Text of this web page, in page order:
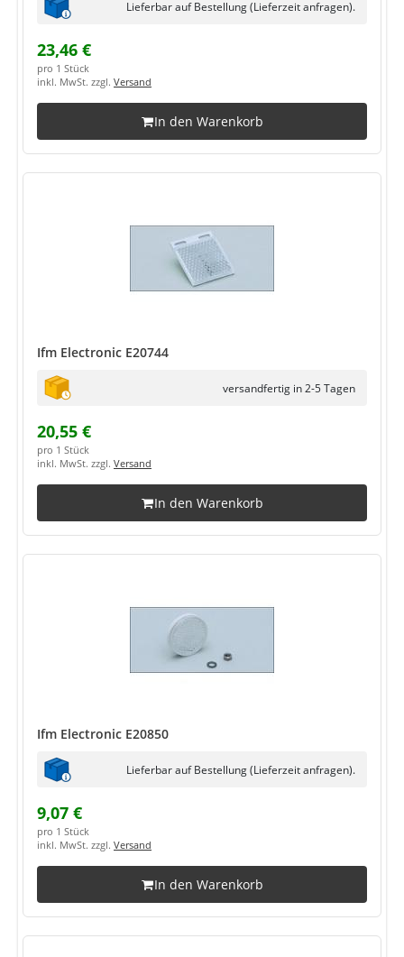
Lieferbar auf Bestellung (Lieferzeit anfragen).
23,46 €
pro 1 Stück
inkl. MwSt. zzgl. Versand
In den Warenkorb
Ifm Electronic E20744
versandfertig in 2-5 Tagen
20,55 €
pro 1 Stück
inkl. MwSt. zzgl. Versand
In den Warenkorb
Ifm Electronic E20850
Lieferbar auf Bestellung (Lieferzeit anfragen).
9,07 €
pro 1 Stück
inkl. MwSt. zzgl. Versand
In den Warenkorb